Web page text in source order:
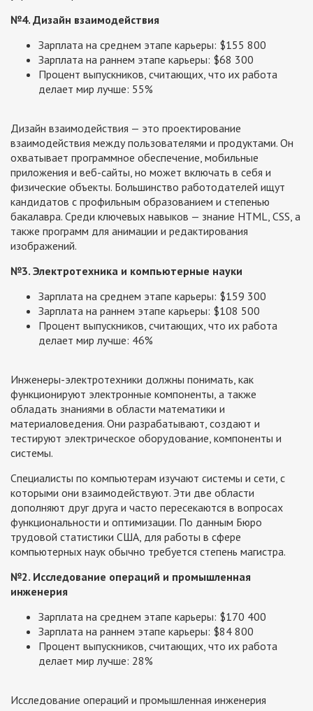
№4. Дизайн взаимодействия
Зарплата на среднем этапе карьеры: $155 800
Зарплата на раннем этапе карьеры: $68 300
Процент выпускников, считающих, что их работа
делает мир лучше: 55%
Дизайн взаимодействия — это проектирование
взаимодействия между пользователями и продуктами. Он
охватывает программное обеспечение, мобильные
приложения и веб-сайты, но может включать в себя и
физические объекты. Большинство работодателей ищут
кандидатов с профильным образованием и степенью
бакалавра. Среди ключевых навыков — знание HTML, CSS, а
также программ для анимации и редактирования
изображений.
№3. Электротехника и компьютерные науки
Зарплата на среднем этапе карьеры: $159 300
Зарплата на раннем этапе карьеры: $108 500
Процент выпускников, считающих, что их работа
делает мир лучше: 46%
Инженеры-электротехники должны понимать, как
функционируют электронные компоненты, а также
обладать знаниями в области математики и
материаловедения. Они разрабатывают, создают и
тестируют электрическое оборудование, компоненты и
системы.
Специалисты по компьютерам изучают системы и сети, с
которыми они взаимодействуют. Эти две области
дополняют друг друга и часто пересекаются в вопросах
функциональности и оптимизации. По данным Бюро
трудовой статистики США, для работы в сфере
компьютерных наук обычно требуется степень магистра.
№2. Исследование операций и промышленная
инженерия
Зарплата на среднем этапе карьеры: $170 400
Зарплата на раннем этапе карьеры: $84 800
Процент выпускников, считающих, что их работа
делает мир лучше: 28%
Исследование операций и промышленная инженерия